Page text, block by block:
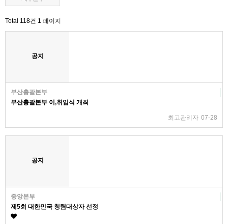
Total 118건 1 페이지
공지
부산총괄본부
부산총괄본부 이,취임식 개최
최고관리자 07-28
공지
중앙본부
제5회 대한민국 청렴대상자 선정